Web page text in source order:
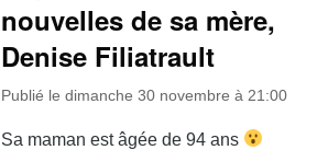
nouvelles de sa mère,
Denise Filiatrault
Publié le dimanche 30 novembre à 21:00
Sa maman est âgée de 94 ans